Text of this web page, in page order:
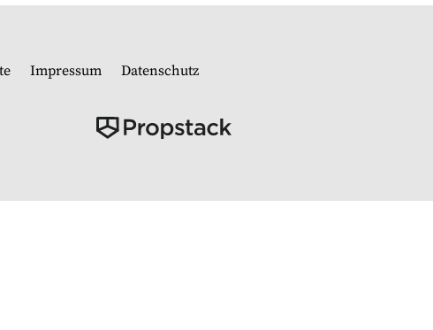
Impressum Datenschutz